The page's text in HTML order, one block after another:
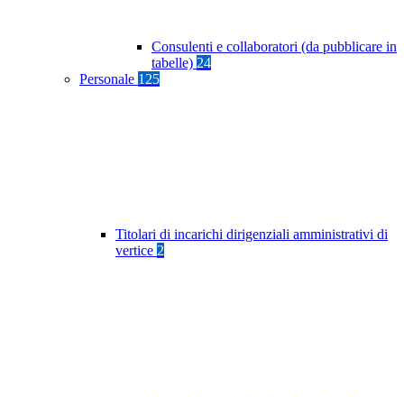
Consulenti e collaboratori (da pubblicare in
tabelle) 24
Personale 125
Titolari di incarichi dirigenziali amministrativi di
vertice 2